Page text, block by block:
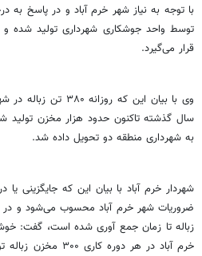
با توجه به نیاز شهر خرم آباد و در پاسخ به
توسط واحد جوشکاری شهرداری تولید شده و
قرار می‌گیرد.
وی با بیان این که
به شهرداری منطقه دو تحویل داده شد.
شهردار خرم آباد با بیان این که جایگزینی یا
ضروریات شهر خرم آباد محسوب می‌شود و در
زباله تا زمان جمع آوری شده است، گفت:
خرم آباد در هر